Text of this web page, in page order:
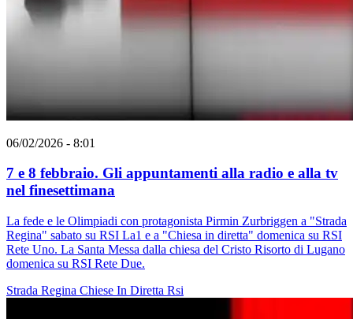
06/02/2026 - 8:01
7 e 8 febbraio. Gli appuntamenti alla radio e alla tv
nel finesettimana
La fede e le Olimpiadi con protagonista Pirmin Zurbriggen a "Strada
Regina" sabato su RSI La1 e a "Chiesa in diretta" domenica su RSI
Rete Uno. La Santa Messa dalla chiesa del Cristo Risorto di Lugano
domenica su RSI Rete Due.
Strada Regina Chiese In Diretta Rsi